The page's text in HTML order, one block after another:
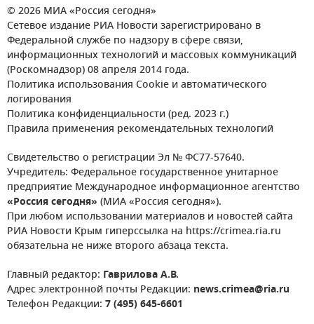
© 2026 МИА «Россия сегодня»
Сетевое издание РИА Новости зарегистрировано в
Федеральной службе по надзору в сфере связи,
информационных технологий и массовых коммуникаций
(Роскомнадзор) 08 апреля 2014 года.
Политика использования Cookie и автоматического
логирования
Политика конфиденциальности (ред. 2023 г.)
Правила применения рекомендательных технологий
Свидетельство о регистрации Эл № ФС77-57640.
Учредитель: Федеральное государственное унитарное
предприятие Международное информационное агентство
«Россия сегодня» (МИА «Россия сегодня»).
При любом использовании материалов и новостей сайта
РИА Новости Крым гиперссылка на https://crimea.ria.ru
обязательна не ниже второго абзаца текста.
Главный редактор: Гаврилова А.В.
Адрес электронной почты Редакции: news.crimea@ria.ru
Телефон Редакции: 7 (495) 645-6601